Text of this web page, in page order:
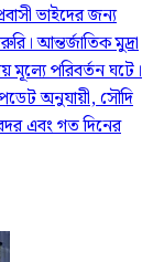
ভাইদের জন্য
আন্তর্জাতিক মুদ্রা
মূল্যে পরিবর্তন ঘটে।
অনুযায়ী, সৌদি
এবং গত দিনের